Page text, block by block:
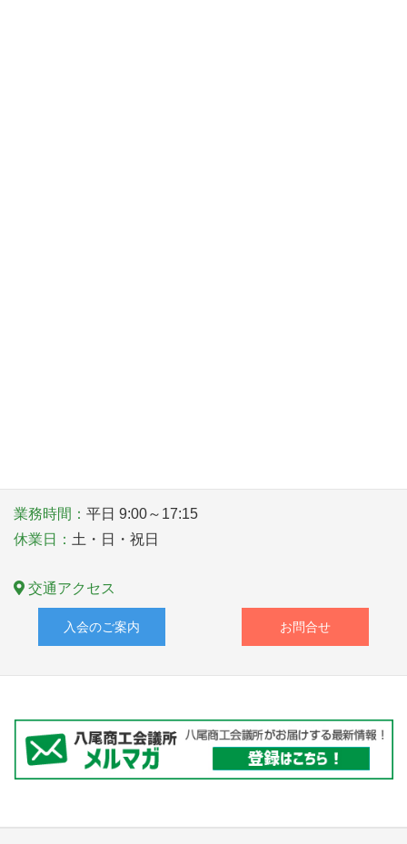
業務時間： 平日 9:00～17:15
休業日： 土・日・祝日
交通アクセス
入会のご案内 お問合せ